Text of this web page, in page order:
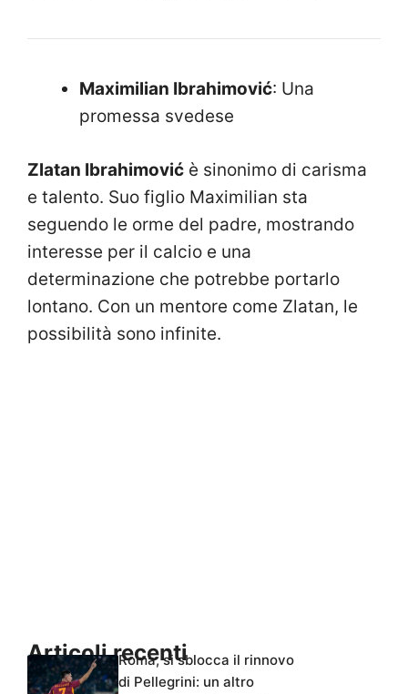
Maximilian Ibrahimović: Una
promessa svedese
Zlatan Ibrahimović è sinonimo di carisma
e talento. Suo figlio Maximilian sta
seguendo le orme del padre, mostrando
interesse per il calcio e una
determinazione che potrebbe portarlo
lontano. Con un mentore come Zlatan, le
possibilità sono infinite.
Articoli recentiRoma, si sblocca il rinnovo
di Pellegrini: un altro